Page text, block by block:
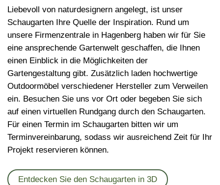
Liebevoll von naturdesignern angelegt, ist unser
Schaugarten Ihre Quelle der Inspiration. Rund um
unsere Firmenzentrale in Hagenberg haben wir für Sie
eine ansprechende Gartenwelt geschaffen, die Ihnen
einen Einblick in die Möglichkeiten der
Gartengestaltung gibt. Zusätzlich laden hochwertige
Outdoormöbel verschiedener Hersteller zum Verweilen
ein. Besuchen Sie uns vor Ort oder begeben Sie sich
auf einen virtuellen Rundgang durch den Schaugarten.
Für einen Termin im Schaugarten bitten wir um
Terminvereinbarung, sodass wir ausreichend Zeit für Ihr
Projekt reservieren können.
Entdecken Sie den Schaugarten in 3D